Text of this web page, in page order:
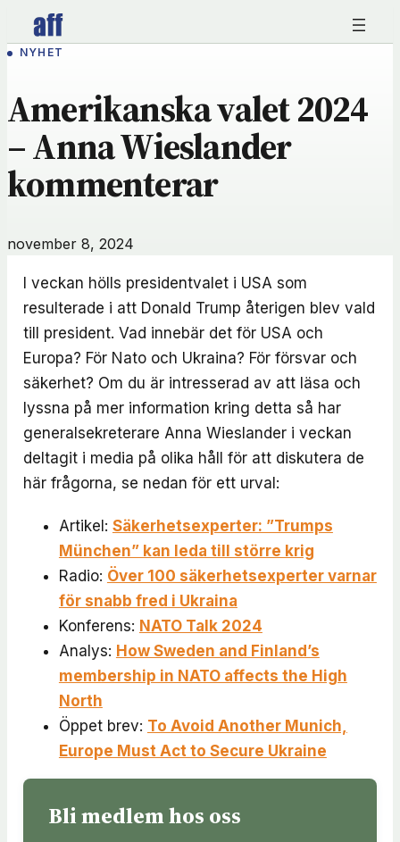
Hoppa
till
innehåll
NYHET
Amerikanska valet 2024
– Anna Wieslander
kommenterar
november 8, 2024
I veckan hölls presidentvalet i USA som
resulterade i att Donald Trump återigen blev vald
till president. Vad innebär det för USA och
Europa? För Nato och Ukraina? För försvar och
säkerhet? Om du är intresserad av att läsa och
lyssna på mer information kring detta så har
generalsekreterare Anna Wieslander i veckan
deltagit i media på olika håll för att diskutera de
här frågorna, se nedan för ett urval:
Artikel: Säkerhetsexperter: ”Trumps
München” kan leda till större krig
Radio: Över 100 säkerhetsexperter varnar
för snabb fred i Ukraina
Konferens: NATO Talk 2024
Analys: How Sweden and Finland’s
membership in NATO affects the High
North
Öppet brev: To Avoid Another Munich,
Europe Must Act to Secure Ukraine
Bli medlem hos oss